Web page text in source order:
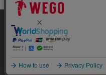
当社サイトではお客様により良い
おります。
当社サイトをご利用することにより
たものとみなします。
同意
プライバシーポリシー
採用情報
古物商許可証番号：東
COPYRIGHT © WEGO